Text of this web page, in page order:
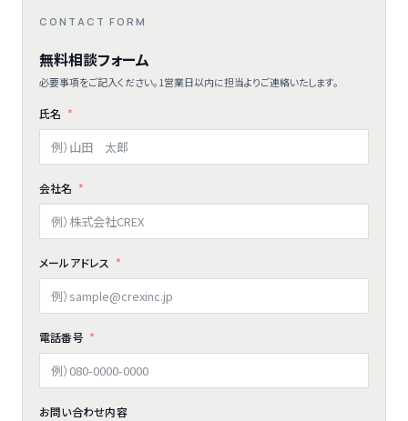
CONTACT FORM
無料相談フォーム
必要事項をご記入ください。1営業日以内に担当よりご連絡いたします。
氏名
会社名
メールアドレス
電話番号
お問い合わせ内容